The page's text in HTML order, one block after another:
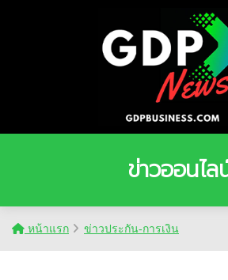
ข่าวออนไ
หน้าแรก ข่าวประกัน-การเงิน